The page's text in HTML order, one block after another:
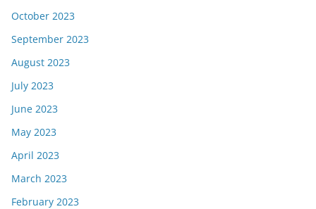
October 2023
September 2023
August 2023
July 2023
June 2023
May 2023
April 2023
March 2023
February 2023